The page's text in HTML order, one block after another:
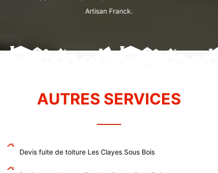
Artisan Franck.
AUTRES SERVICES
Devis fuite de toiture Les Clayes Sous Bois